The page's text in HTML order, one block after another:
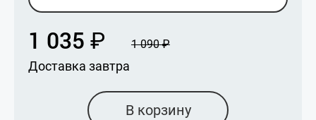
1 035 ₽ 1 090₽
Доставка завтра
В корзину